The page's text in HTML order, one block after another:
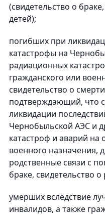
(свидетельство о
детей);
погибших при
катастрофы на
радиационных
гражданского или
свидетельство о
подтверждающий, что
ликвидации
Чернобыльской АЭС и
катастроф и аварий на
военного назначения,
родственные связи с
браке, свидетельство
умерших вследствие
инвалидов, а также